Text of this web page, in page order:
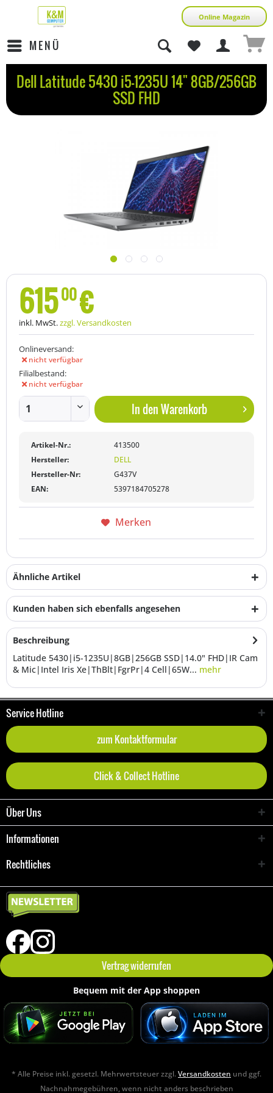
Online Magazin
MENÜ
Dell Latitude 5430 i5-1235U 14" 8GB/256GB
SSD FHD
61500€
inkl. MwSt.zzgl. Versandkosten
Onlineversand:
nicht verfügbar
Filialbestand:
nicht verfügbar
In denWarenkorb
Artikel-Nr.:
413500
Hersteller:
DELL
Hersteller-Nr:
G437V
EAN:
5397184705278
Merken
Ähnliche Artikel
Kunden haben sich ebenfalls angesehen
Beschreibung
Latitude 5430|i5-1235U|8GB|256GB SSD|14.0" FHD|IR Cam
& Mic|Intel Iris Xe|ThBlt|FgrPr|4 Cell|65W... mehr
Service Hotline
zum Kontaktformular
Click & Collect Hotline
Über Uns
Informationen
Rechtliches
Vertrag widerrufen
Bequem mit der App shoppen
* Alle Preise inkl. gesetzl. Mehrwertsteuer zzgl.Versandkosten und ggf.
Nachnahmegebühren, wenn nicht anders beschrieben